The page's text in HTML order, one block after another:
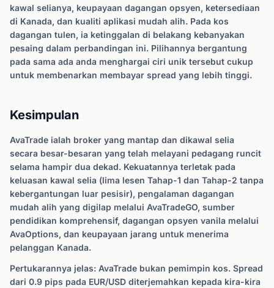
kawal selianya, keupayaan dagangan opsyen, ketersediaan
di Kanada, dan kualiti aplikasi mudah alih. Pada kos
dagangan tulen, ia ketinggalan di belakang kebanyakan
pesaing dalam perbandingan ini. Pilihannya bergantung
pada sama ada anda menghargai ciri unik tersebut cukup
untuk membenarkan membayar spread yang lebih tinggi.
Kesimpulan
AvaTrade ialah broker yang mantap dan dikawal selia
secara besar-besaran yang telah melayani pedagang runcit
selama hampir dua dekad. Kekuatannya terletak pada
keluasan kawal selia (lima lesen Tahap-1 dan Tahap-2 tanpa
kebergantungan luar pesisir), pengalaman dagangan
mudah alih yang digilap melalui AvaTradeGO, sumber
pendidikan komprehensif, dagangan opsyen vanila melalui
AvaOptions, dan keupayaan jarang untuk menerima
pelanggan Kanada.
Pertukarannya jelas: AvaTrade bukan pemimpin kos. Spread
dari 0.9 pips pada EUR/USD diterjemahkan kepada kira-kira